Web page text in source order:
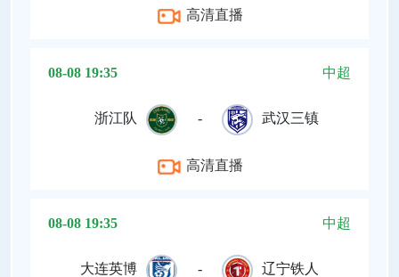
高清直播
08-08 19:35 中超
浙江队 - 武汉三镇
高清直播
08-08 19:35 中超
大连英博 - 辽宁铁人